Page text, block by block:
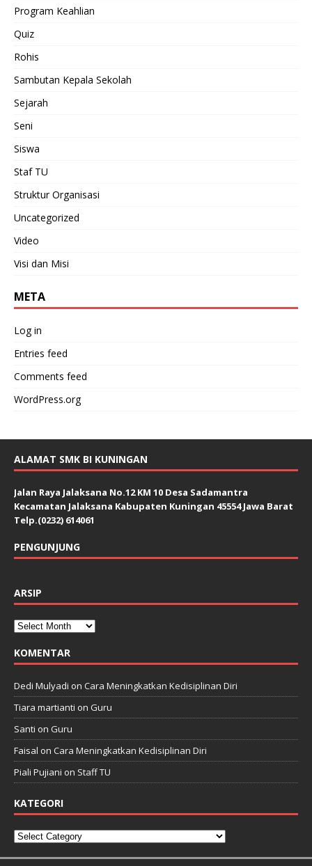
Program Keahlian
Quiz
Rohis
Sambutan Kepala Sekolah
Sejarah
Seni
Siswa
Staf TU
Struktur Organisasi
Uncategorized
Video
Visi dan Misi
META
Log in
Entries feed
Comments feed
WordPress.org
ALAMAT SMK BI KUNINGAN
Jalan Raya Jalaksana No.12 KM 10 Desa Sadamantra
Kecamatan Jalaksana Kabupaten Kuningan 45554 Jawa Barat
Telp.(0232) 614061
PENGUNJUNG
ARSIP
KOMENTAR
Dedi Mulyadi on Cara Meningkatkan Kedisiplinan Diri
Tiara martianti on Guru
Santi on Guru
Faisal on Cara Meningkatkan Kedisiplinan Diri
Piali Pujiani on Staff TU
KATEGORI